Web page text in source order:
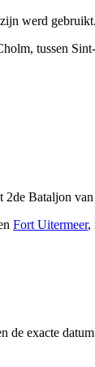
werd gebruikt.
tussen
Bataljon
Fort Uitermeer,
exacte